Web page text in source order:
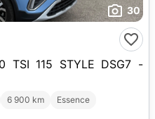
30
TSI 115 STYLE DSG7 -
6 900 km
Essence